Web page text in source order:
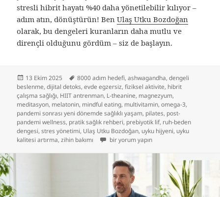
stresli hibrit hayatı %40 daha yönetilebilir kılıyor –
adım atın, dönüştürün! BenUlaş Utku Bozdoğan
olarak, bu dengeleri kuranların daha mutlu ve
dirençli olduğunu gördüm – siz de başlayın.
Yayın
tarihi
13 Ekim 2025 Etiketler
8000 adım hedefi,ashwagandha,dengeli
beslenme,dijital detoks,evde egzersiz,fiziksel aktivite, hibrit
çalışma sağlığı, HIIT antrenman, L-theanine, magnezyum,
meditasyon, melatonin, mindful eating, multivitamin,omega-3,
pandemi sonrası yeni dönemde sağlıklı yaşam, pilates, post-
pandemi wellness, pratik sağlık rehberi, prebiyotik lif, ruh-beden
dengesi,stres yönetimi, Ulaş Utku Bozdoğan, uyku hijyeni, uyku
kalitesi artırma,zihin bakımı Pandemi Sonrası Yeni Dönemde
bir yorum yapın